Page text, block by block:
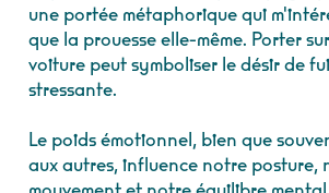
une portée métaphorique qui
que la prouesse elle-même. Porter
voiture peut symboliser le désir de
stressante.
Le poids émotionnel, bien que
aux autres, influence notre posture,